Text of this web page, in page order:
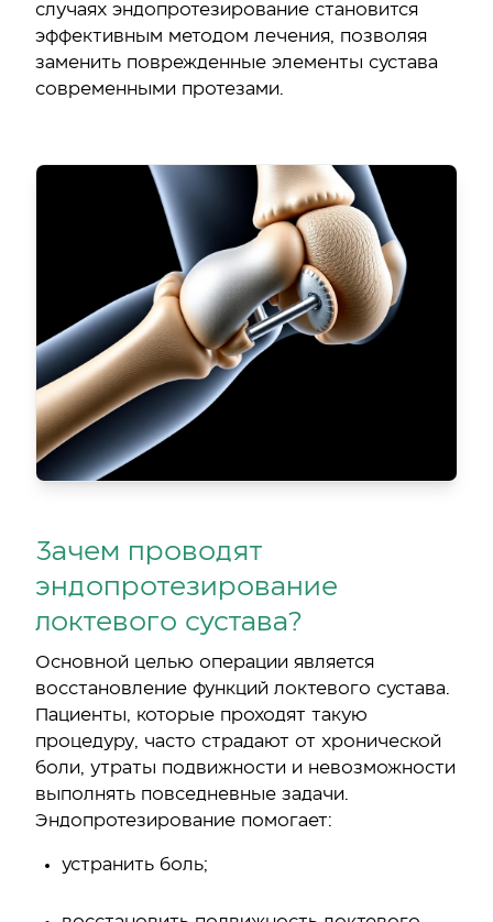
случаях эндопротезирование становится
эффективным методом лечения, позволяя
заменить поврежденные элементы сустава
современными протезами.
Зачем проводят
эндопротезирование
локтевого сустава?
Основной целью операции является
восстановление функций локтевого сустава.
Пациенты, которые проходят такую
процедуру, часто страдают от хронической
боли, утраты подвижности и невозможности
выполнять повседневные задачи.
Эндопротезирование помогает:
устранить боль;